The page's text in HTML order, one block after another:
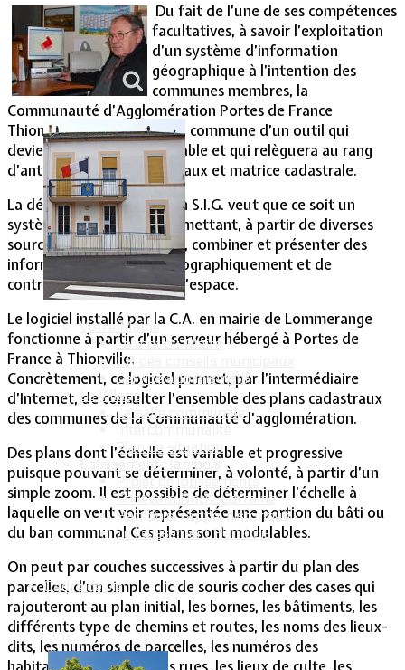
Vie Municipale
Votre Mairie
Le mot du Maire
CR des conseils municipaux
Service administratif
Le Village
La salle communale
Intercommunalité
Plan de situation
Lotissement Hambois
Projet de lotissements
Sodevam Nord-Lorraine
Hambois, rappel historique
Le lotissement Hambois
Cadre de vie
Du fait de l’une de ses compétences
facultatives, à savoir l’exploitation
d’un système d’information
géographique à l’intention des
communes membres, la
Communauté d’Agglomération Portes de France
Thionville vient de doter la commune d’un outil qui
deviendra vite incontournable et qui relèguera au rang
d’antiquités, plans cadastraux et matrice cadastrale.
La définition officielle d’un S.I.G. veut que ce soit un
système informatique permettant, à partir de diverses
sources, de gérer, analyser, combiner et présenter des
informations localisées géographiquement et de
contribuer à la gestion de l’espace.
Le logiciel installé par la C.A. en mairie de Lommerange
fonctionne à partir d’un serveur hébergé à Portes de
France à Thionville.
Concrètement, ce logiciel permet, par l’intermédiaire
d’Internet, de consulter l’ensemble des plans cadastraux
des communes de la Communauté d’agglomération.
Des plans dont l’échelle est variable et progressive
puisque pouvant se déterminer, à volonté, à partir d’un
simple zoom. Il est possible de déterminer l’échelle à
laquelle on veut voir représentée une portion du bâti ou
du ban communal Ces plans sont modulables.
On peut par couches successives à partir du plan des
parcelles, d’un simple clic de souris cocher des cases qui
rajouteront au plan initial, les bornes, les bâtiments, les
différents type de chemins et routes, les noms des lieux-
dits, les numéros de parcelles, les numéros des